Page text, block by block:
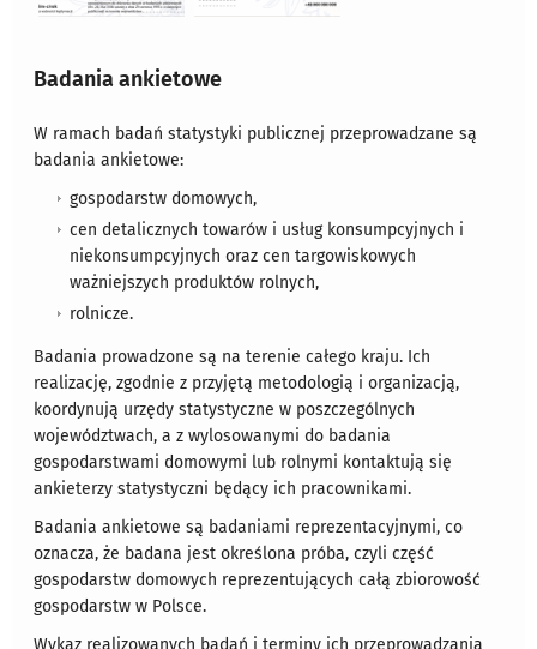
Badania ankietowe
W ramach badań statystyki publicznej przeprowadzane są
badania ankietowe:
gospodarstw domowych,
cen detalicznych towarów i usług konsumpcyjnych i
niekonsumpcyjnych oraz cen targowiskowych
ważniejszych produktów rolnych,
rolnicze.
Badania prowadzone są na terenie całego kraju. Ich
realizację, zgodnie z przyjętą metodologią i organizacją,
koordynują urzędy statystyczne w poszczególnych
województwach, a z wylosowanymi do badania
gospodarstwami domowymi lub rolnymi kontaktują się
ankieterzy statystyczni będący ich pracownikami.
Badania ankietowe są badaniami reprezentacyjnymi, co
oznacza, że badana jest określona próba, czyli część
gospodarstw domowych reprezentujących całą zbiorowość
gospodarstw w Polsce.